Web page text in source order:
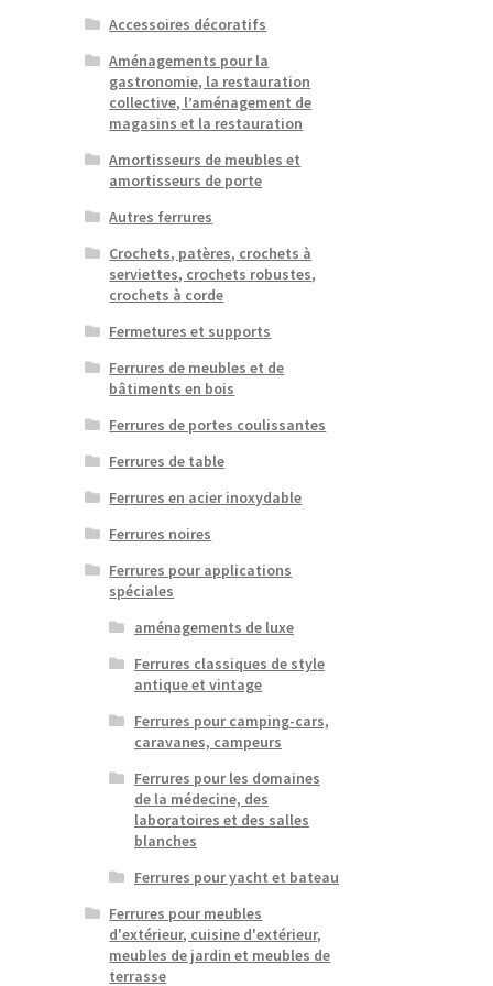
Accessoires décoratifs
Aménagements pour la
gastronomie, la restauration
collective, l’aménagement de
magasins et la restauration
Amortisseurs de meubles et
amortisseurs de porte
Autres ferrures
Crochets, patères, crochets à
serviettes, crochets robustes,
crochets à corde
Fermetures et supports
Ferrures de meubles et de
bâtiments en bois
Ferrures de portes coulissantes
Ferrures de table
Ferrures en acier inoxydable
Ferrures noires
Ferrures pour applications
spéciales
aménagements de luxe
Ferrures classiques de style
antique et vintage
Ferrures pour camping-cars,
caravanes, campeurs
Ferrures pour les domaines
de la médecine, des
laboratoires et des salles
blanches
Ferrures pour yacht et bateau
Ferrures pour meubles
d'extérieur, cuisine d'extérieur,
meubles de jardin et meubles de
terrasse